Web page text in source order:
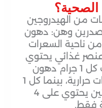
من الهيدروجين
مصدرين وهن: دهون
ناحية السعرات
عنصر غذائي يحتوي
على سعرات حرارية، حيث كل 1 جرام دهون
صحية يحتوي على 9 سعرات حرارية، بينما كل 1
جرام كربوهيدرات أو بروتين يحتوي على 4
فقط.